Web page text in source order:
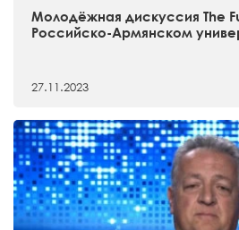
Молодёжная дискуссия The
Российско-Армянском
27.11.2023